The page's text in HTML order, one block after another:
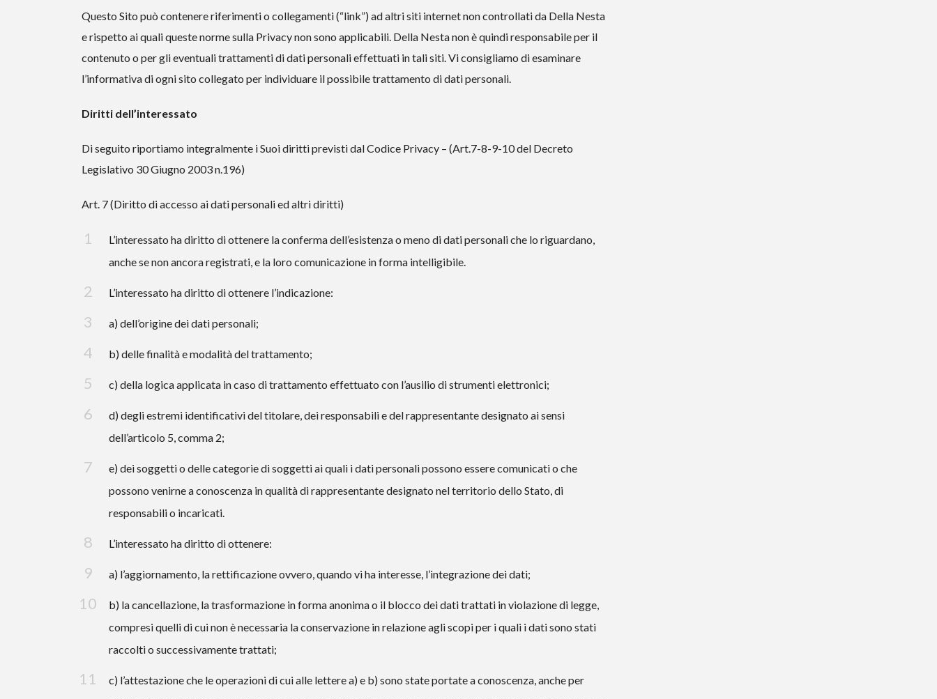
Questo Sito può contenere riferimenti o collegamenti (“link”) ad altri siti internet non controllati da Della Nesta
e rispetto ai quali queste norme sulla Privacy non sono applicabili. Della Nesta non è quindi responsabile per il
contenuto o per gli eventuali trattamenti di dati personali effettuati in tali siti. Vi consigliamo di esaminare
l’informativa di ogni sito collegato per individuare il possibile trattamento di dati personali.
Diritti dell’interessato
Di seguito riportiamo integralmente i Suoi diritti previsti dal Codice Privacy – (Art.7-8-9-10 del Decreto
Legislativo 30 Giugno 2003 n.196)
Art. 7 (Diritto di accesso ai dati personali ed altri diritti)
L’interessato ha diritto di ottenere la conferma dell’esistenza o meno di dati personali che lo riguardano,
anche se non ancora registrati, e la loro comunicazione in forma intelligibile.
L’interessato ha diritto di ottenere l’indicazione:
a) dell’origine dei dati personali;
b) delle finalità e modalità del trattamento;
c) della logica applicata in caso di trattamento effettuato con l’ausilio di strumenti elettronici;
d) degli estremi identificativi del titolare, dei responsabili e del rappresentante designato ai sensi
dell’articolo 5, comma 2;
e) dei soggetti o delle categorie di soggetti ai quali i dati personali possono essere comunicati o che
possono venirne a conoscenza in qualità di rappresentante designato nel territorio dello Stato, di
responsabili o incaricati.
L’interessato ha diritto di ottenere:
a) l’aggiornamento, la rettificazione ovvero, quando vi ha interesse, l’integrazione dei dati;
b) la cancellazione, la trasformazione in forma anonima o il blocco dei dati trattati in violazione di legge,
compresi quelli di cui non è necessaria la conservazione in relazione agli scopi per i quali i dati sono stati
raccolti o successivamente trattati;
c) l’attestazione che le operazioni di cui alle lettere a) e b) sono state portate a conoscenza, anche per